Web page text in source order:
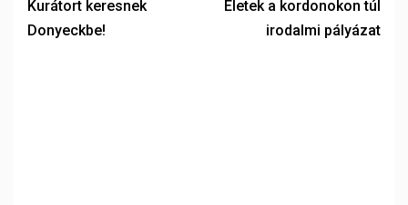
Kurátort keresnek
Donyeckbe!
Életek a kordonokon túl
irodalmi pályázat